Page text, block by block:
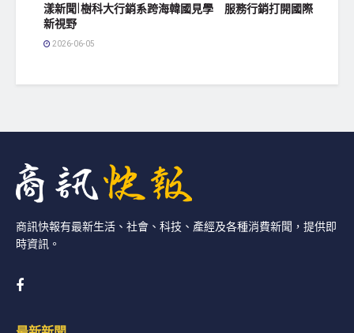
漾新聞|樹科大行銷系跨海韓國見學 服務行銷打開國際
新視野
2026-06-05
商訊快報有最新生活、社會、科技、產經及各種消費新聞，提供即
時資訊。